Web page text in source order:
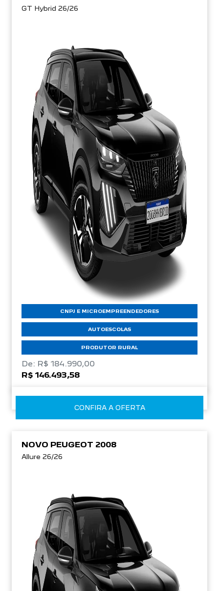
GT Hybrid 26/26
CNPJ E MICROEMPREENDEDORES
AUTOESCOLAS
PRODUTOR RURAL
De: R$ 184.990,00
R$ 146.493,58
CONFIRA A OFERTA
NOVO PEUGEOT 2008
Allure 26/26